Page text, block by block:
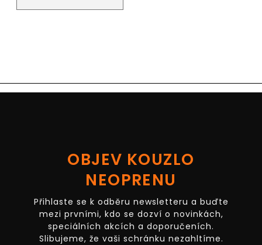
OBJEV KOUZLO
NEOPRENU
Přihlaste se k odběru newsletteru a buďte
mezi prvními, kdo se dozví o novinkách,
speciálních akcích a doporučeních.
Slibujeme, že vaši schránku nezahltíme.